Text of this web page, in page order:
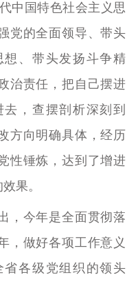
中国特色社会主义思
党的全面领导、带头
、带头发扬斗争精
治责任，把自己摆进
，查摆剖析深刻到
方向明确具体，经历
性锤炼，达到了增进
果。
今年是全面贯彻落
，做好各项工作意义
各级党组织的领头